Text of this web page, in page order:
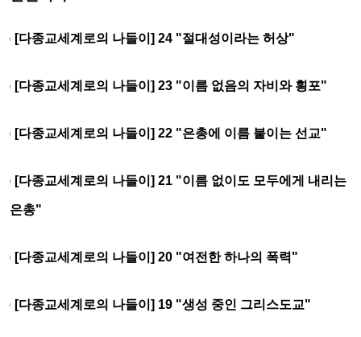
[다종교세계로의 나들이] 24 "절대성이라는 허상"
[다종교세계로의 나들이] 23 "이름 없음의 자비와 횡포"
[다종교세계로의 나들이] 22 "은총에 이름 붙이는 선교"
[다종교세계로의 나들이] 21 "이름 없이도 모두에게 내리는
은총"
[다종교세계로의 나들이] 20 "여전한 하나의 폭력"
[다종교세계로의 나들이] 19 "생성 중인 그리스도교"